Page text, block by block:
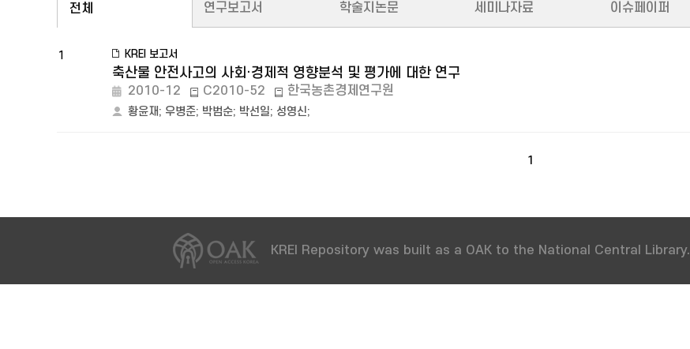
전체 연구보고서 학술지논문 세미나자료 이슈페이퍼
1 KREI 보고서
축산물 안전사고의 사회·경제적 영향분석 및 평가에 대한 연구
2010-12 C2010-52 한국농촌경제연구원
황윤재; 우병준; 박범순; 박선일; 성영신;
1
KREI Repository was built as a OAK to the National Central Library.